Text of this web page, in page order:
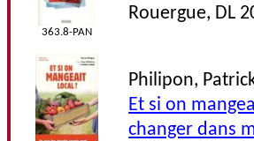
363.8-PAN
Rouergue, DL
Philipon,
Et si on
changer dans